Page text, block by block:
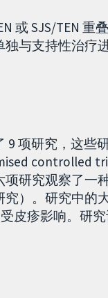
或 SJS/TEN
与支持性治疗
项研究，这些
controlled
研究观察了一
）。研究中的
皮疹影响。研